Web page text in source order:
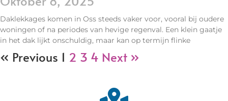
Daklekkages komen in Oss steeds vaker voor, vooral bij oudere
woningen of na periodes van hevige regenval. Een klein gaatje
in het dak lijkt onschuldig, maar kan op termijn flinke
« Previous 1 2 3 4 Next »